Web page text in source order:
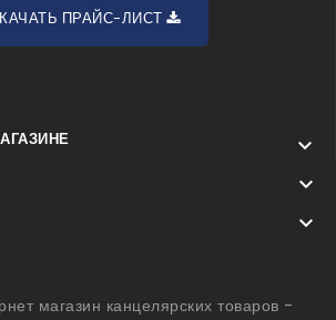
ПРАЙС-ЛИСТ



магазин канцелярских товаров -